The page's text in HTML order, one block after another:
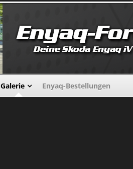
Galerie Enyaq-Bestellungen